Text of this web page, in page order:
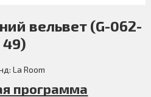
вельвет (G-062-
49)
La Room
программа